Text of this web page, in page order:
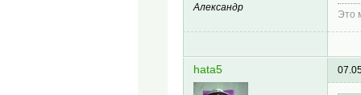
Александр
Это
hata5